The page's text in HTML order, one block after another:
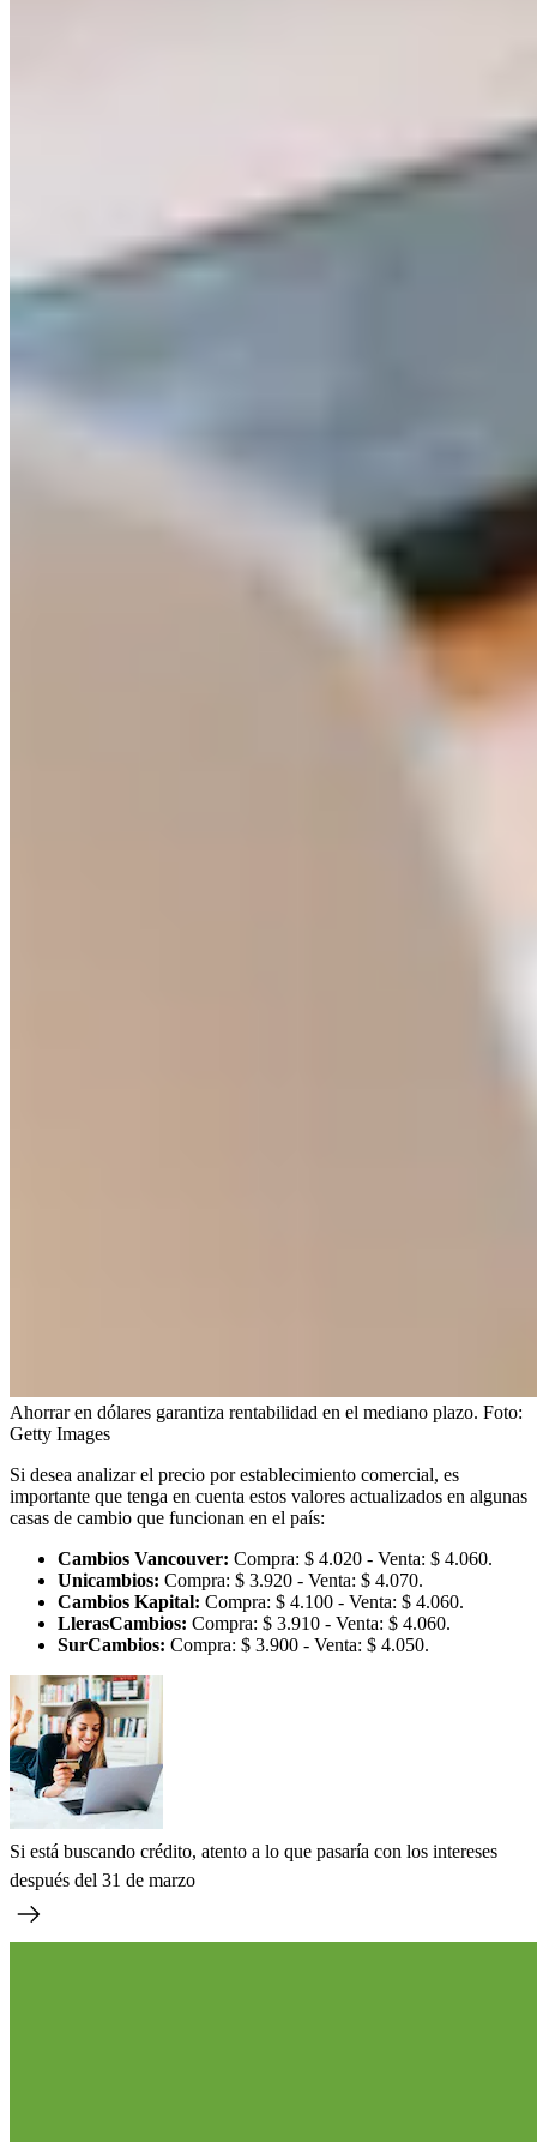
Ahorrar en dólares garantiza rentabilidad en el mediano plazo. Foto:
Getty Images
Si desea analizar el precio por establecimiento comercial, es
importante que tenga en cuenta estos valores actualizados en algunas
casas de cambio que funcionan en el país:
Cambios Vancouver: Compra: $ 4.020 - Venta: $ 4.060.
Unicambios: Compra: $ 3.920 - Venta: $ 4.070.
Cambios Kapital: Compra: $ 4.100 - Venta: $ 4.060.
LlerasCambios: Compra: $ 3.910 - Venta: $ 4.060.
SurCambios: Compra: $ 3.900 - Venta: $ 4.050.
Si está buscando crédito, atento a lo que pasaría con los intereses
después del 31 de marzo